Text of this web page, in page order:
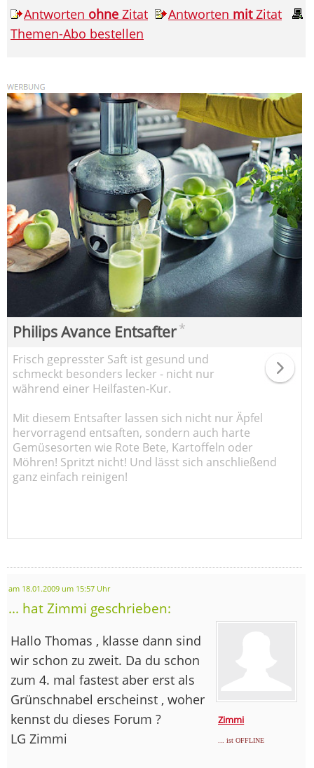
Antworten ohne Zitat Antworten mitZitat
Themen-Abo bestellen
Philips Avance Entsafter*
Frisch gepresster Saft ist gesund und
schmeckt besonders lecker - nicht nur
während einer Heilfasten-Kur.
Mit diesem Entsafter lassen sich nicht nur Äpfel
hervorragend entsaften, sondern auch harte
Gemüsesorten wie Rote Bete, Kartoffeln oder
Möhren! Spritzt nicht! Und lässt sich anschließend
ganz einfach reinigen!
am 18.01.2009 um 15:57 Uhr
... hat Zimmi geschrieben:
Zimmi
... ist OFFLINE
Hallo Thomas , klasse dann sind
wir schon zu zweit. Da du schon
zum 4. mal fastest aber erst als
Grünschnabel erscheinst , woher
kennst du dieses Forum ?
LG Zimmi